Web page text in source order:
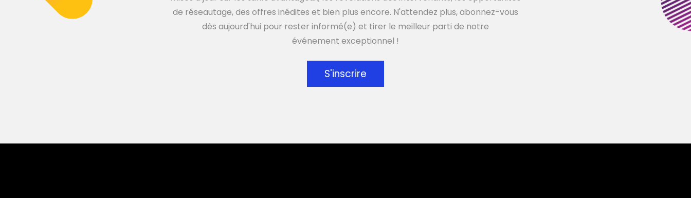
de réseautage, des offres inédites et bien plus encore. N'attendez plus, abonnez-vous
dès aujourd'hui pour rester informé(e) et tirer le meilleur parti de notre
événement exceptionnel !
S'inscrire